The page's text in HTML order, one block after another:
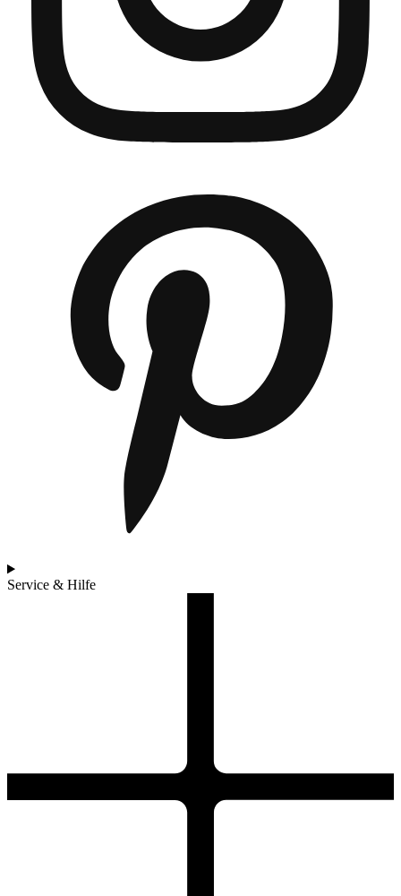
Service & Hilfe